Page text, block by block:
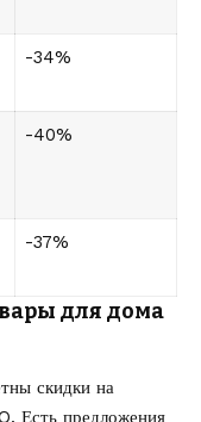
-34%
-40%
-37%
для дома
скидки на
Есть предложения